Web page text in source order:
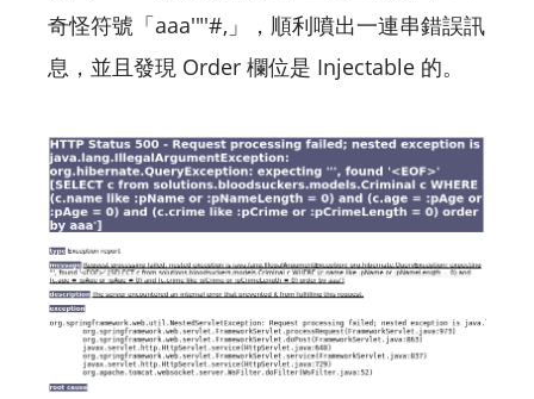
奇怪符號「aaa'"'#,」，順利噴出一連串錯誤訊
息，並且發現 Order 欄位是 Injectable 的。